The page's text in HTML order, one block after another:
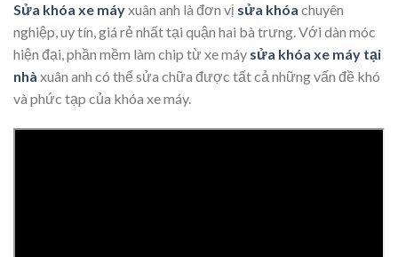
Sửa khóa xe máyxuân anh là đơn vị sửa khóa chuyên
nghiệp, uy tín, giá rẻ nhất tại quận hai bà trưng. Với dàn móc
hiện đại, phần mềm làm chip từ xe máy sửa khóa xe máy tại
nhà xuân anh có thể sửa chữa được tất cả những vấn đề khó
và phức tạp của khóa xe máy.